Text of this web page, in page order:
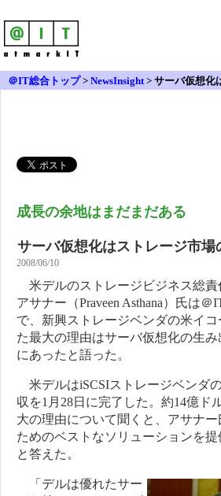
＠IT総合トップ> NewsInsight> サーバ仮想化
成長の余地はまだまだある
サーバ仮想化はストレージ市
2008/06/10
米デルのストレージビジネス総責
アサナー（Praveen Asthana）氏は
で、新興ストレージベンダの米イ
た最大の理由はサーバ仮想化の生
にあったと語った。
米デルはiSCSIストレージベンダ
収を1月28日に完了した。約14億ド
大の理由について聞くと、アサナ
ためのベストなソリューションを提
と答えた。
「デルは優れたサー